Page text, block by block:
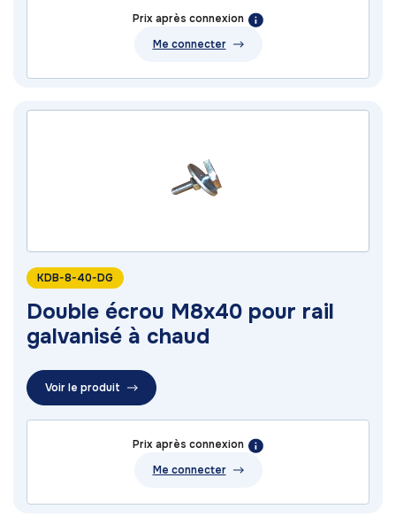
Prix après connexion
Me connecter
KDB-8-40-DG
Double écrou M8x40 pour rail
galvanisé à chaud
Voir le produit
Prix après connexion
Me connecter